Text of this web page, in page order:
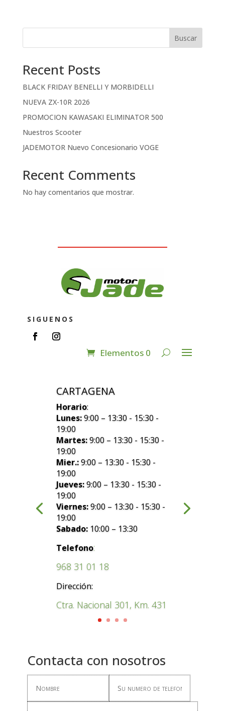
Buscar
Recent Posts
BLACK FRIDAY BENELLI Y MORBIDELLI
NUEVA ZX-10R 2026
PROMOCION KAWASAKI ELIMINATOR 500
Nuestros Scooter
JADEMOTOR Nuevo Concesionario VOGE
Recent Comments
No hay comentarios que mostrar.
SIGUENOS
Elementos 0
CARTAGENA
Horario:
Lunes:9:00 – 13:30 - 15:30 -
19:00
Martes:9:00 – 13:30 - 15:30 -
19:00
Mier.:9:00 – 13:30 - 15:30 -
19:00
Jueves:9:00 – 13:30 - 15:30 -
19:00
Viernes:9:00 – 13:30 - 15:30 -
19:00
Sabado: 10:00 – 13:30
Telefono:
968 31 01 18
Dirección:
Ctra. Nacional 301, Km. 431
Contacta con nosotros